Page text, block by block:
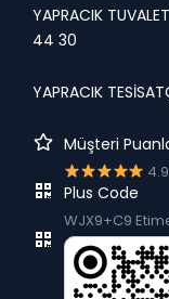
YAPRACIK
44 30
YAPRACIK
Müşteri
Plus Code
WJX9+C9